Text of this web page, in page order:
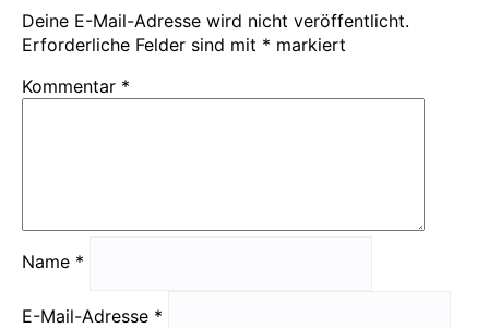
Deine E-Mail-Adresse wird nicht veröffentlicht.
Erforderliche Felder sind mit * markiert
Kommentar *
Name *
E-Mail-Adresse *